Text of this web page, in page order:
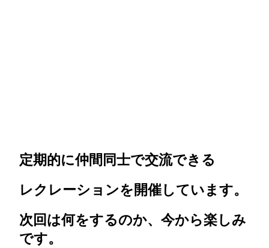
定期的に仲間同士で交流できる
レクレーションを開催しています。
次回は何をするのか、今から楽しみ
です。